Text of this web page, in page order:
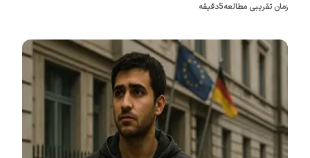
زمان تقریبی مطالعه5دقیقه